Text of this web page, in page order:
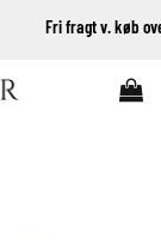
Fri fragt v. køb